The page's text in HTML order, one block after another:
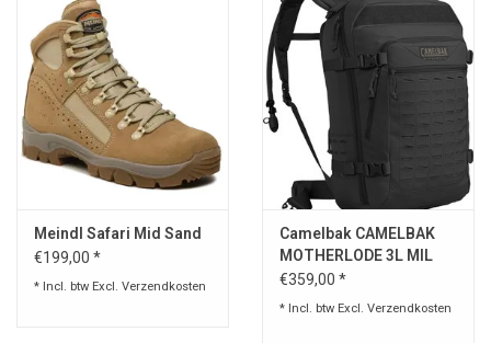
Meindl Safari Mid Sand
€199,00 *
* Incl. btw Excl. Verzendkosten
Camelbak CAMELBAK
MOTHERLODE 3L MIL
SPEC. CRUX
€359,00 *
* Incl. btw Excl. Verzendkosten